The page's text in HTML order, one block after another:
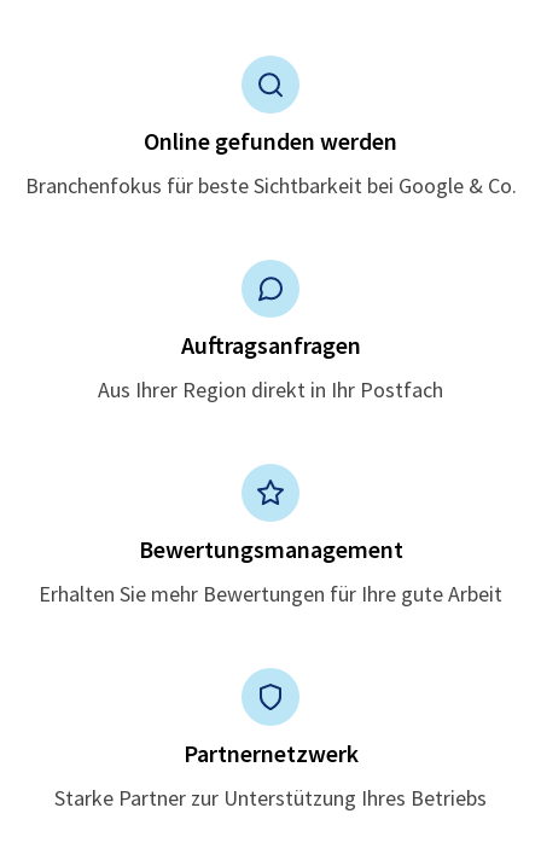
Online gefunden werden
Branchenfokus für beste Sichtbarkeit bei Google & Co.
Auftragsanfragen
Aus Ihrer Region direkt in Ihr Postfach
Bewertungsmanagement
Erhalten Sie mehr Bewertungen für Ihre gute Arbeit
Partnernetzwerk
Starke Partner zur Unterstützung Ihres Betriebs